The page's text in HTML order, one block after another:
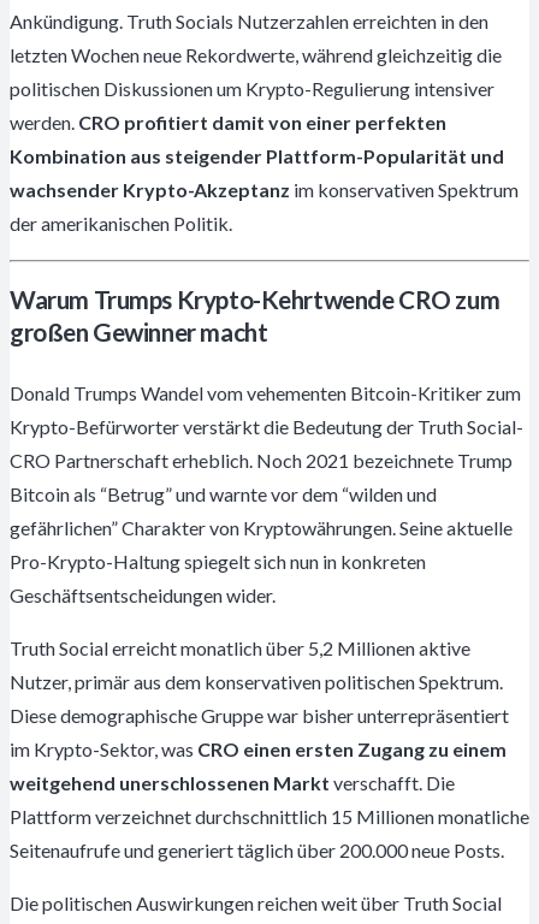
Ankündigung. Truth Socials Nutzerzahlen erreichten in den
letzten Wochen neue Rekordwerte, während gleichzeitig die
politischen Diskussionen um Krypto-Regulierung intensiver
werden. CRO profitiert damit von einer perfekten
Kombination aus steigender Plattform-Popularität und
wachsender Krypto-Akzeptanz im konservativen Spektrum
der amerikanischen Politik.
Warum Trumps Krypto-Kehrtwende CRO zum
großen Gewinner macht
Donald Trumps Wandel vom vehementen Bitcoin-Kritiker zum
Krypto-Befürworter verstärkt die Bedeutung der Truth Social-
CRO Partnerschaft erheblich. Noch 2021 bezeichnete Trump
Bitcoin als “Betrug” und warnte vor dem “wilden und
gefährlichen” Charakter von Kryptowährungen. Seine aktuelle
Pro-Krypto-Haltung spiegelt sich nun in konkreten
Geschäftsentscheidungen wider.
Truth Social erreicht monatlich über 5,2 Millionen aktive
Nutzer, primär aus dem konservativen politischen Spektrum.
Diese demographische Gruppe war bisher unterrepräsentiert
im Krypto-Sektor, was CRO einen ersten Zugang zu einem
weitgehend unerschlossenen Markt verschafft. Die
Plattform verzeichnet durchschnittlich 15 Millionen monatliche
Seitenaufrufe und generiert täglich über 200.000 neue Posts.
Die politischen Auswirkungen reichen weit über Truth Social